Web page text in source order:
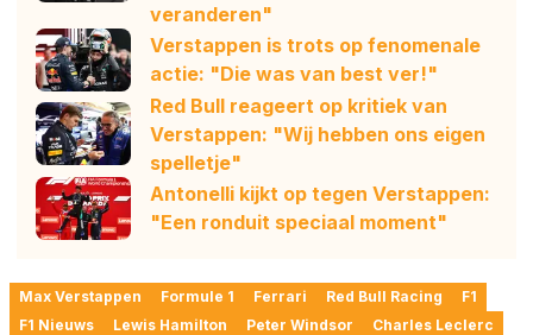
veranderen"
Verstappen is trots op fenomenale
actie: "Die was van best ver!"
Red Bull reageert op kritiek van
Verstappen: "Wij hebben ons eigen
spelletje"
Antonelli kijkt op tegen Verstappen:
"Een ronduit speciaal moment"
Max Verstappen Formule 1 Ferrari Red Bull Racing
F1
F1 Nieuws
Lewis Hamilton Peter Windsor
Charles Leclerc